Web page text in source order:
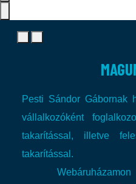
Pesti Sándor Gábornak
vállalkozóként
takarítással, illetve
takarítással.
Webáruházamon